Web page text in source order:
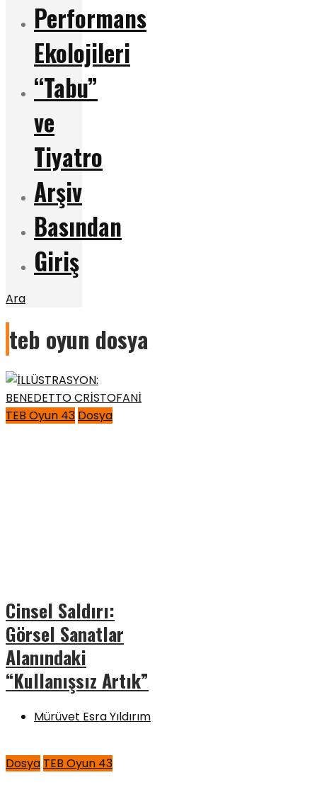
Performans
Ekolojileri
“Tabu”
ve
Tiyatro
Arşiv
Basından
Giriş
Ara
teb oyun dosya
TEB Oyun 43 Dosya
Cinsel Saldırı:
Görsel Sanatlar
Alanındaki
“Kullanışsız Artık”
Mürüvet Esra Yıldırım
Dosya TEB Oyun 43